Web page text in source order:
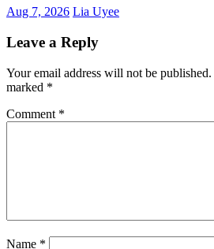
Aug 7, 2026 Lia Uyee
Leave a Reply
Your email address will not be published.
marked *
Comment *
Name *